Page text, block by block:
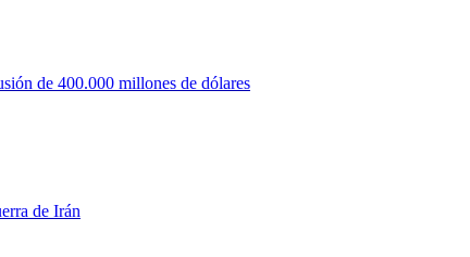
de 400.000 millones de dólares
de Irán